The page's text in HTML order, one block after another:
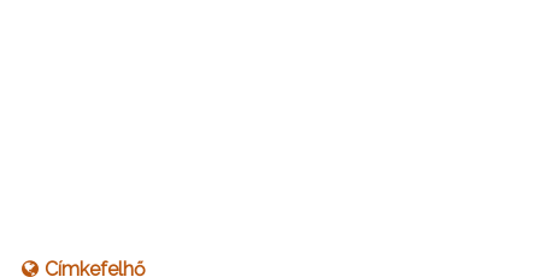
Címkefelhő